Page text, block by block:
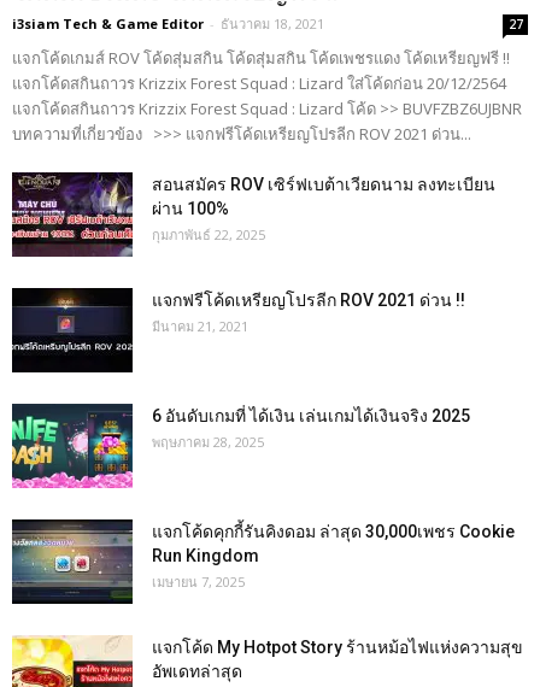
i3siam Tech & Game Editor - ธันวาคม 18, 2021 27
แจกโค้ดเกมส์ ROV โค้ดสุ่มสกิน โค้ดสุ่มสกิน โค้ดเพชรแดง โค้ดเหรียญฟรี !!
แจกโค้ดสกินถาวร Krizzix Forest Squad : Lizard ใส่โค้ดก่อน 20/12/2564
แจกโค้ดสกินถาวร Krizzix Forest Squad : Lizard โค้ด >> BUVFZBZ6UJBNR
บทความที่เกี่ยวข้อง >>> แจกฟรีโค้ดเหรียญโปรลีก ROV 2021 ด่วน...
สอนสมัคร ROV เซิร์ฟเบต้าเวียดนาม ลงทะเบียน
ผ่าน 100%
กุมภาพันธ์ 22, 2025
แจกฟรีโค้ดเหรียญโปรลีก ROV 2021 ด่วน !!
มีนาคม 21, 2021
6 อันดับเกมที่ ได้เงิน เล่นเกมได้เงินจริง 2025
พฤษภาคม 28, 2025
แจกโค้ดคุกกี้รันคิงดอม ล่าสุด 30,000เพชร Cookie
Run Kingdom
เมษายน 7, 2025
แจกโค้ด My Hotpot Story ร้านหม้อไฟแห่งความสุข
อัพเดทล่าสุด